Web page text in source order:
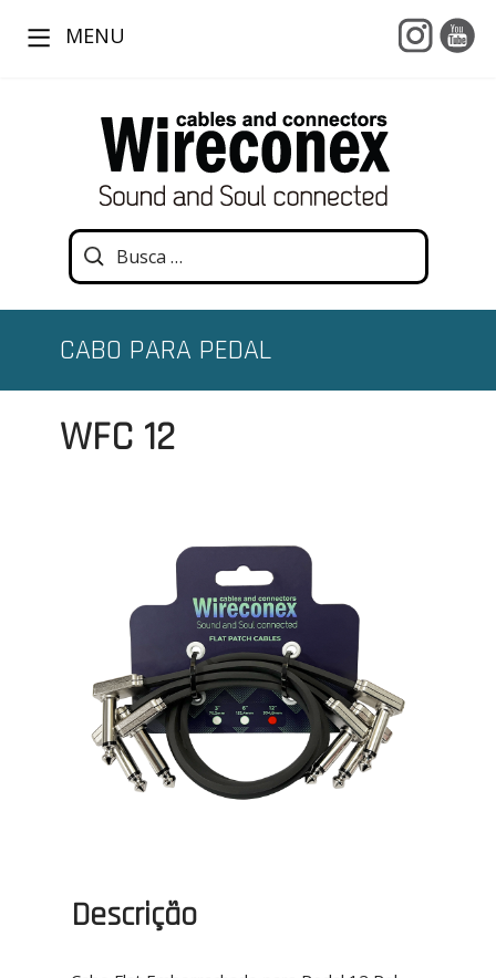
MENU
CABO PARA PEDAL
WFC 12
Descrição